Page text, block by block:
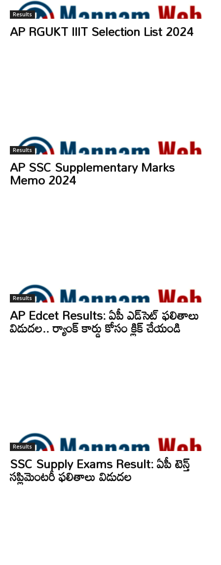
Results
AP RGUKT IIIT Selection List 2024
Results
AP SSC Supplementary Marks
Memo 2024
Results
AP Edcet Results: ఏపీ ఎడ్‌సెట్‌ ఫలితాలు
విడుదల.. ర్యాంక్‌ కార్డు కోసం క్లిక్‌ చేయండి
Results
SSC Supply Exams Result: ఏపీ టెన్త్‌
సప్లిమెంటరీ ఫలితాలు విడుదల